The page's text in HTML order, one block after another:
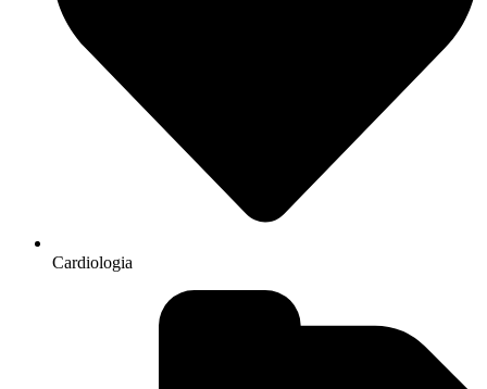
Cardiologia